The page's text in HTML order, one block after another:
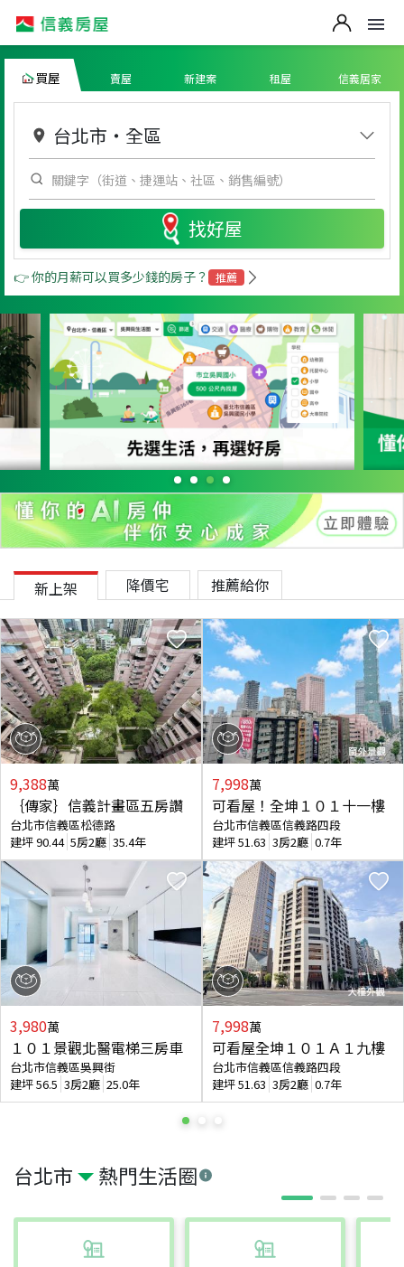
買屋 賣屋 新建案 租屋 信義居家
台北市 ・ 全區
找好屋
👉 你的月薪可以買多少錢的房子？ 推薦
台北市 熱門生活圈
新上架 降價宅 推薦給你
9,388萬
｛傳家｝信義計畫區五房讚
台北市信義區松德路
建坪90.44 5房2廳 35.4年
3,980萬
１０１景觀北醫電梯三房車
台北市信義區吳興街
建坪56.5 3房2廳 25.0年
7,998萬
可看屋！全坤１０１十一樓
台北市信義區信義路四段
建坪51.63 3房2廳 0.7年
7,998萬
可看屋全坤１０１Ａ１九樓
台北市信義區信義路四段
建坪51.63 3房2廳 0.7年